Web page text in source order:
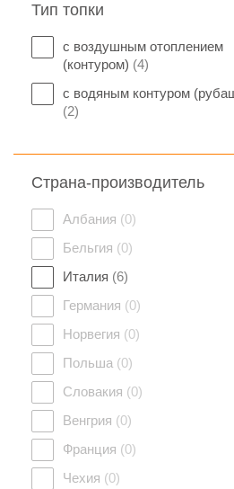
Тип топки
с воздушным отоплением
(контуром) (4)
с водяным контуром
(2)
Страна-производитель
Албания (0)
Бельгия (0)
Италия (6)
Германия (0)
Норвегия (0)
Польша (0)
Словакия (0)
Венгрия (0)
Франция (0)
Чехия (0)